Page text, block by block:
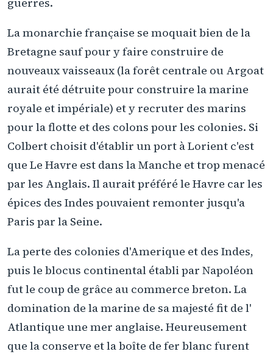
La monarchie française se moquait bien de la
Bretagne sauf pour y faire construire de
nouveaux vaisseaux (la forêt centrale ou Argoat
aurait été détruite pour construire la marine
royale et impériale) et y recruter des marins
pour la flotte et des colons pour les colonies. Si
Colbert choisit d'établir un port à Lorient c'est
que Le Havre est dans la Manche et trop menacé
par les Anglais. Il aurait préféré le Havre car les
épices des Indes pouvaient remonter jusqu'a
Paris par la Seine.
La perte des colonies d'Amerique et des Indes,
puis le blocus continental établi par Napoléon
fut le coup de grâce au commerce breton. La
domination de la marine de sa majesté fit de l'
Atlantique une mer anglaise. Heureusement
que la conserve et la boîte de fer blanc furent